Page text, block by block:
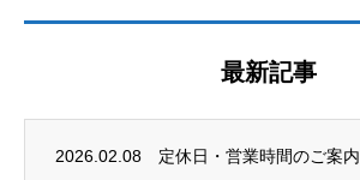
最新記事
2026.02.08 定休日・営業時間のご案内